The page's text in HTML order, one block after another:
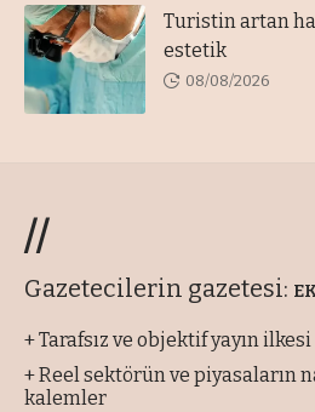
Turistin artan
estetik
08/08/2026
//
Gazetecilerin gazetesi:
+ Tarafsız ve objektif yayın ilkesi
+ Reel sektörün ve piyasaların
kalemler